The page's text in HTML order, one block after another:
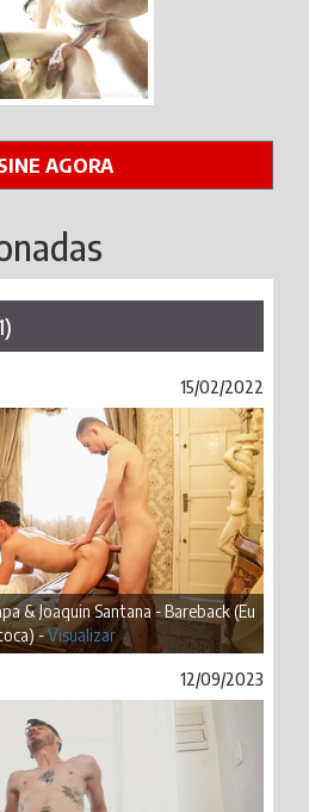
AGORA
15/02/2022
& Joaquin Santana - Bareback (Eu
-Visualizar
12/09/2023